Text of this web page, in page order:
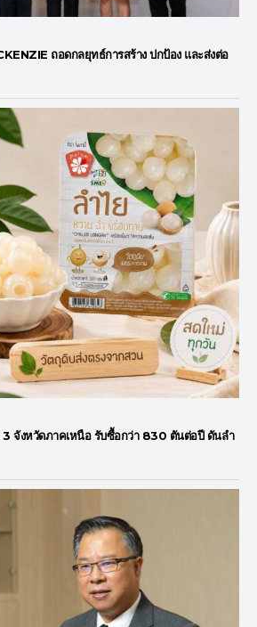
ถอดกลยุทธ์การสร้าง ปกป้อง และส่งต่อ
3 จังหวัดภาคเหนือ รับซื้อกว่า 830 ตันต่อปี ดันลำ